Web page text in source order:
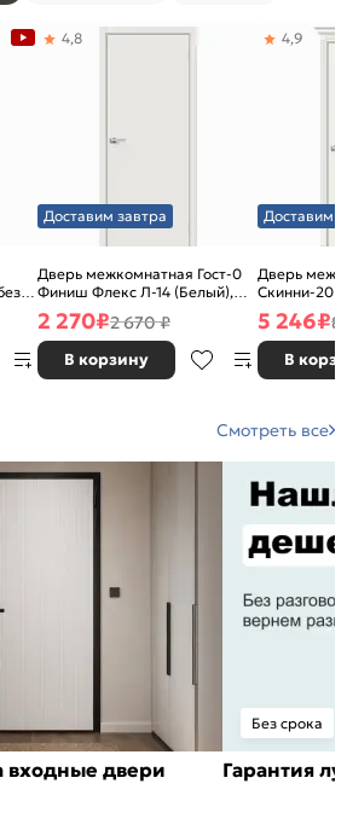
Доставим завтра
Дверь межкомнатная Гост-0
Финиш Флекс Л-14 (Белый),
глухая, каркасно-щитовая
4,8
2 270₽2 670 ₽
В корзину
Доставим
Дверь
Скинни-20
декора,
без кромки,
4,9
5 246₽8
В
Смотреть все
входные двери
Без срока
Гарантия